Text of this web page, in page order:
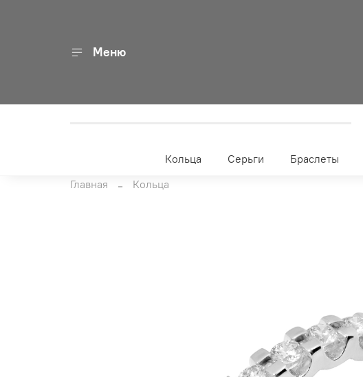
Меню
Кольца Серьги Браслеты
Главная
Кольца